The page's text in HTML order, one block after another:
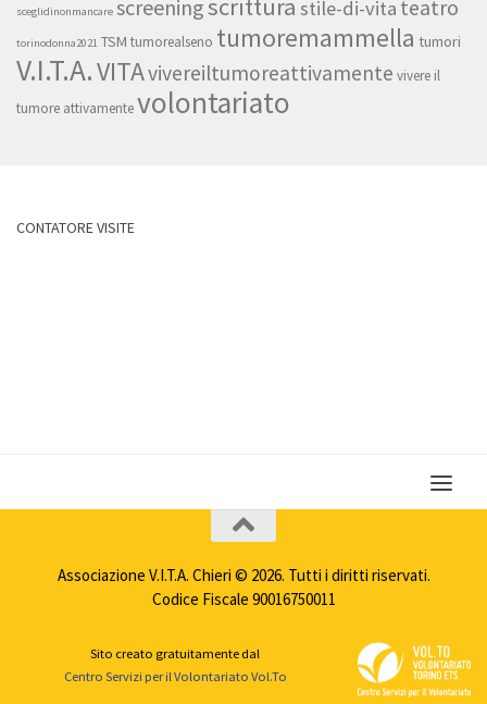
sceglidinonmancare screeningscrittura stile-di-vita teatro
torinodonna2021 TSM tumorealseno tumoremammella tumori
V.I.T.A.VITAvivereiltumoreattivamente vivere il
tumore attivamentevolontariato
CONTATORE VISITE
Associazione V.I.T.A. Chieri © 2026. Tutti i diritti riservati.
Codice Fiscale 90016750011
Sito creato gratuitamente dal
Centro Servizi per il Volontariato Vol.To